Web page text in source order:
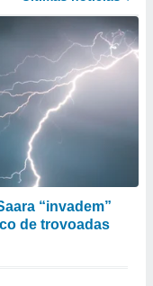
“invadem”
de trovoadas